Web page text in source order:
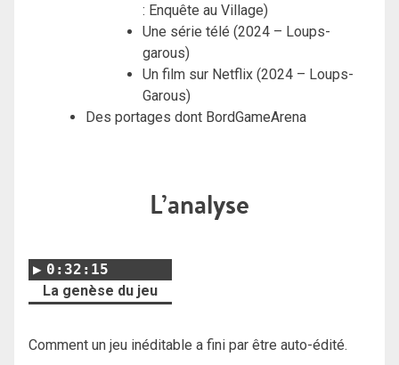
: Enquête au Village)
Une série télé (2024 – Loups-
garous)
Un film sur Netflix (2024 – Loups-
Garous)
Des portages dont BordGameArena
L’analyse
0:32:15
La genèse du jeu
Comment un jeu inéditable a fini par être auto-édité.